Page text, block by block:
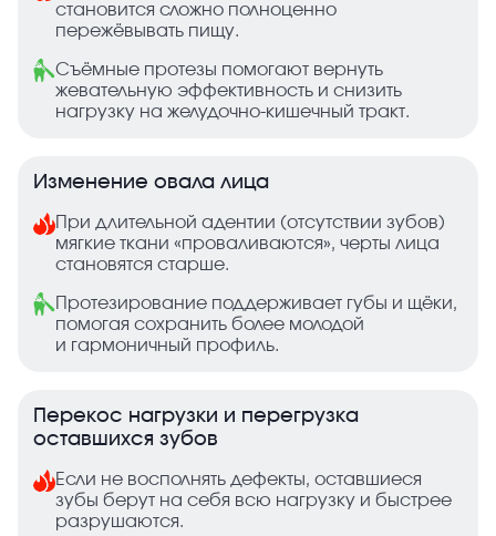
становится сложно полноценно
пережёвывать пищу.
Съёмные протезы помогают вернуть
жевательную эффективность и снизить
нагрузку на желудочно‑кишечный тракт.
Изменение овала лица
При длительной адентии (отсутствии зубов)
мягкие ткани «проваливаются», черты лица
становятся старше.
Протезирование поддерживает губы и щёки,
помогая сохранить более молодой
и гармоничный профиль.
Перекос нагрузки и перегрузка
оставшихся зубов
Если не восполнять дефекты, оставшиеся
зубы берут на себя всю нагрузку и быстрее
разрушаются.